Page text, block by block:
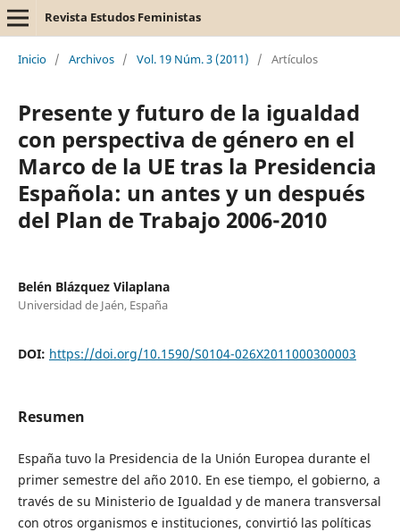
Revista Estudos Feministas
Inicio / Archivos / Vol. 19 Núm. 3 (2011) / Artículos
Presente y futuro de la igualdad
con perspectiva de género en el
Marco de la UE tras la Presidencia
Española: un antes y un después
del Plan de Trabajo 2006-2010
Belén Blázquez Vilaplana
Universidad de Jaén, España
DOI: https://doi.org/10.1590/S0104-026X2011000300003
Resumen
España tuvo la Presidencia de la Unión Europea durante el
primer semestre del año 2010. En ese tiempo, el gobierno, a
través de su Ministerio de Igualdad y de manera transversal
con otros organismos e instituciones, convirtió las políticas